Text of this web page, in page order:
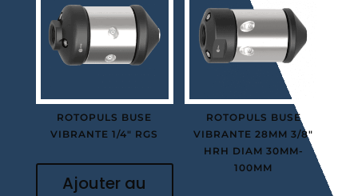
ROTOPULS BUSE
VIBRANTE 1/4″ RGS
Ajouter au
ROTOPULS BUSE
VIBRANTE 28MM 3/8″
HRH DIAM 30MM-
100MM